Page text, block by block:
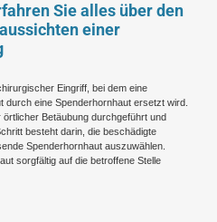
Sie alles über den
einer
Eingriff, bei dem eine
eine Spenderhornhaut ersetzt wird.
Betäubung durchgeführt und
besteht darin, die beschädigte
Spenderhornhaut auszuwählen.
sorgfältig auf die betroffene Stelle